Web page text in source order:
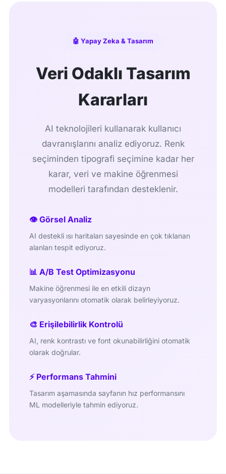
🤖 Yapay Zeka & Tasarım
Veri Odaklı Tasarım
Kararları
AI teknolojileri kullanarak kullanıcı
davranışlarını analiz ediyoruz. Renk
seçiminden tipografi seçimine kadar her
karar, veri ve makine öğrenmesi
modelleri tarafından desteklenir.
👁️ Görsel Analiz
AI destekli ısı haritaları sayesinde en çok tıklanan
alanları tespit ediyoruz.
📊 A/B Test Optimizasyonu
Makine öğrenmesi ile en etkili dizayn
varyasyonlarını otomatik olarak belirleyiyoruz.
🎨 Erişilebilirlik Kontrolü
AI, renk kontrastı ve font okunabilirliğini otomatik
olarak doğrular.
⚡ Performans Tahmini
Tasarım aşamasında sayfanın hız performansını
ML modelleriyle tahmin ediyoruz.